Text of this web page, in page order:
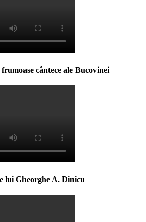
cântece ale Bucovinei
lui Gheorghe A. Dinicu